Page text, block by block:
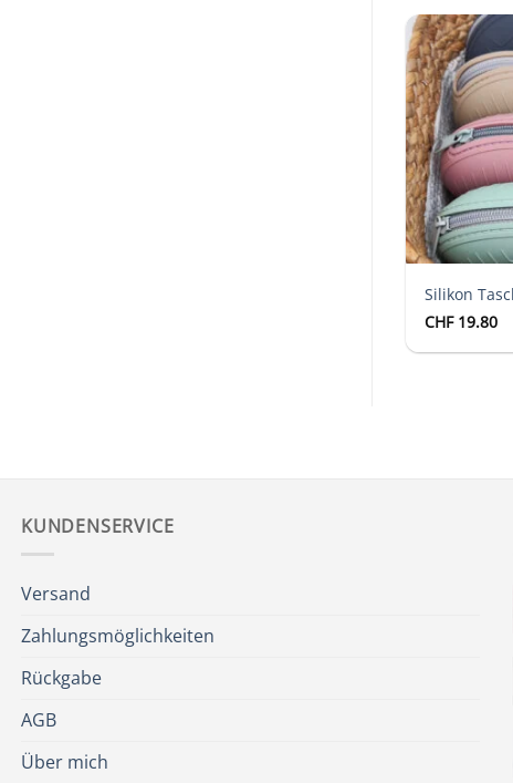
Silikon
CHF19.80
KUNDENSERVICE
Versand
Zahlungsmöglichkeiten
Rückgabe
AGB
Über mich